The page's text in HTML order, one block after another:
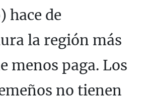
hace de
la región más
menos paga. Los
no tienen